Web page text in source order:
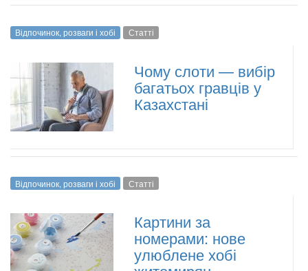
Відпочинок, розваги і хобі Статті
Чому слоти — вибір
багатьох гравців у
Казахстані
Відпочинок, розваги і хобі Статті
Картини за
номерами: нове
улюблене хобі